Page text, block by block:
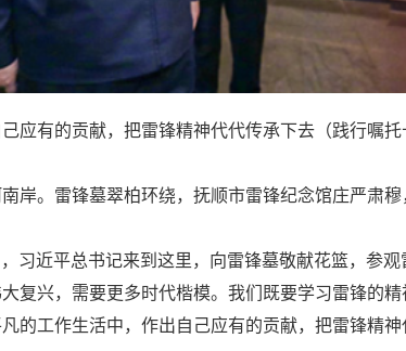
应有的贡献，把雷锋精神代代传承下去（践行嘱托
岸。雷锋墓翠柏环绕，抚顺市雷锋纪念馆庄严肃穆
习近平总书记来到这里，向雷锋墓敬献花篮，参
复兴，需要更多时代楷模。我们既要学习雷锋的
的工作生活中，作出自己应有的贡献，把雷锋精神